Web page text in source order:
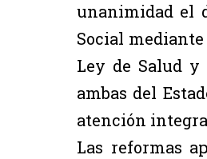
unanimidad el
Social
Ley de Salud y
ambas del
atención
Las reformas